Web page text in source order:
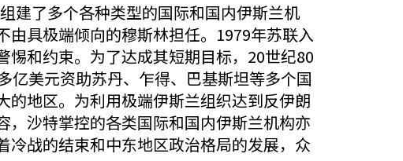
建了多个各种类型的国际和国内伊斯兰机
具极端倾向的穆斯林担任。1979年苏联入
和约束。为了达成其短期目标，20世纪80
亿美元资助苏丹、乍得、巴基斯坦等多个国
地区。为利用极端伊斯兰组织达到反伊朗
沙特掌控的各类国际和国内伊斯兰机构亦
战的结束和中东地区政治格局的发展，众